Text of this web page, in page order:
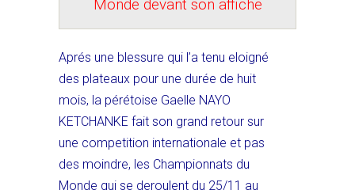
Monde devant son affiche
Aprés une blessure qui l’a tenu eloigné
des plateaux pour une durée de huit
mois, la pérétoise Gaelle NAYO
KETCHANKE fait son grand retour sur
une competition internationale et pas
des moindre, les Championnats du
Monde qui se deroulent du 25/11 au